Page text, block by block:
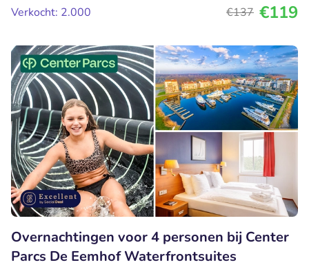
Verkocht: 2.000
€137 €119
Overnachtingen voor 4 personen bij Center
Parcs De Eemhof Waterfrontsuites